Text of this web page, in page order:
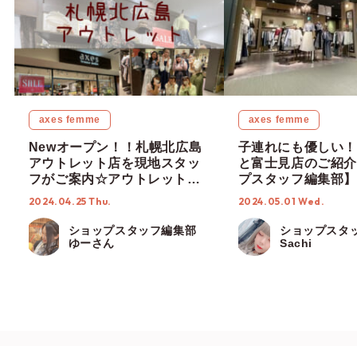
axes femme
Newオープン！！札幌北広島
アウトレット店を現地スタッ
フがご案内☆アウトレット限
定アイテムも入荷♡ 【ショッ
2024.04.25 Thu.
ショップスタッフ編集部
ゆーさん
axes femme
子連れにも優しい
と富士見店のご紹
プスタッフ編集部】
2024.05.01 Wed.
ショップスタ
Sachi